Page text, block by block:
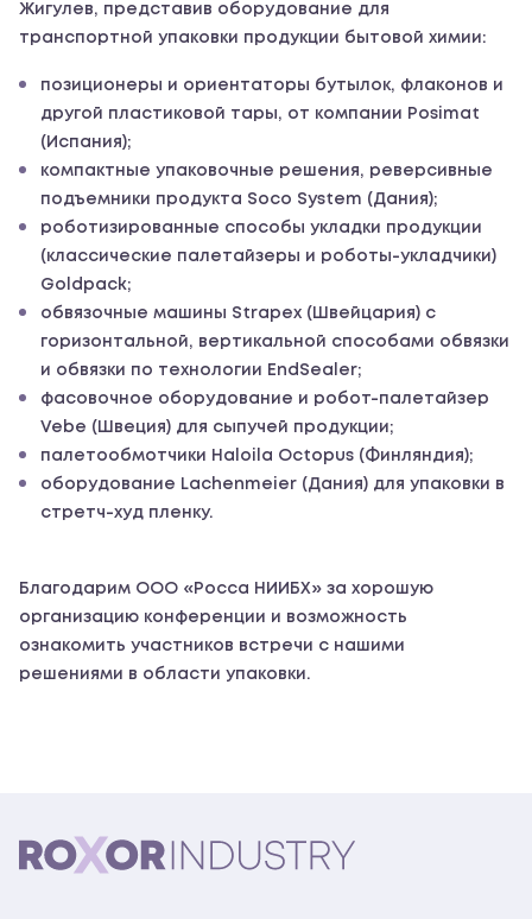
Жигулев, представив оборудование для
транспортной упаковки продукции бытовой химии:
позиционеры и ориентаторы бутылок, флаконов и
другой пластиковой тары, от компании Posimat
(Испания);
компактные упаковочные решения, реверсивные
подъемники продукта Soco System (Дания);
роботизированные способы укладки продукции
(классические палетайзеры и роботы-укладчики)
Goldpack;
обвязочные машины Strapex (Швейцария) с
горизонтальной, вертикальной способами обвязки
и обвязки по технологии EndSealer;
фасовочное оборудование и робот-палетайзер
Vebe (Швеция) для сыпучей продукции;
палетообмотчики Haloila Octopus (Финляндия);
оборудование Lachenmeier (Дания) для упаковки в
стретч-худ пленку.
Благодарим ООО «Росса НИИБХ» за хорошую
организацию конференции и возможность
ознакомить участников встречи с нашими
решениями в области упаковки.